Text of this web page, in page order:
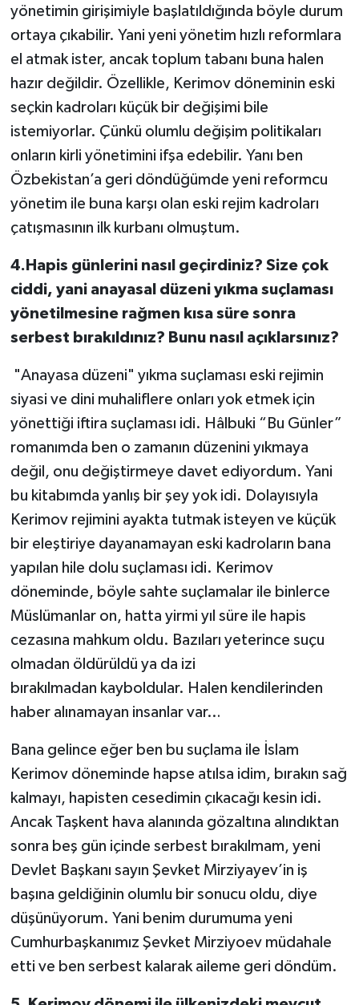
yönetimin girişimiyle başlatıldığında böyle durum
ortaya çıkabilir. Yani yeni yönetim hızlı reformlara
el atmak ister, ancak toplum tabanı buna halen
hazır değildir. Özellikle, Kerimov döneminin eski
seçkin kadroları küçük bir değişimi bile
istemiyorlar. Çünkü olumlu değişim politikaları
onların kirli yönetimini ifşa edebilir. Yanı ben
Özbekistan’a geri döndüğümde yeni reformcu
yönetim ile buna karşı olan eski rejim kadroları
çatışmasının ilk kurbanı olmuştum.
4.Hapis günlerini nasıl geçirdiniz? Size çok
ciddi, yani anayasal düzeni yıkma suçlaması
yönetilmesine rağmen kısa süre sonra
serbest bırakıldınız? Bunu nasıl açıklarsınız?
"Anayasa düzeni" yıkma suçlaması eski rejimin
siyasi ve dini muhaliflere onları yok etmek için
yönettiği iftira suçlaması idi. Hâlbuki “Bu Günler”
romanımda ben o zamanın düzenini yıkmaya
değil, onu değiştirmeye davet ediyordum. Yani
bu kitabımda yanlış bir şey yok idi. Dolayısıyla
Kerimov rejimini ayakta tutmak isteyen ve küçük
bir eleştiriye dayanamayan eski kadroların bana
yapılan hile dolu suçlaması idi. Kerimov
döneminde, böyle sahte suçlamalar ile binlerce
Müslümanlar on, hatta yirmi yıl süre ile hapis
cezasına mahkum oldu. Bazıları yeterince suçu
olmadan öldürüldü ya da izi
bırakılmadan kayboldular. Halen kendilerinden
haber alınamayan insanlar var…
Bana gelince eğer ben bu suçlama ile İslam
Kerimov döneminde hapse atılsa idim, bırakın sağ
kalmayı, hapisten cesedimin çıkacağı kesin idi.
Ancak Taşkent hava alanında gözaltına alındıktan
sonra beş gün içinde serbest bırakılmam, yeni
Devlet Başkanı sayın Şevket Mirziyayev’in iş
başına geldiğinin olumlu bir sonucu oldu, diye
düşünüyorum. Yani benim durumuma yeni
Cumhurbaşkanımız Şevket Mirziyoev müdahale
etti ve ben serbest kalarak aileme geri döndüm.